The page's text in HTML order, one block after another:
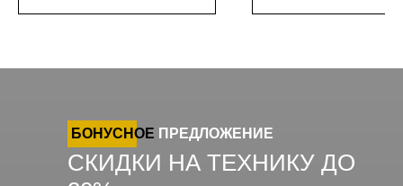
СКИДКИ НА ТЕХНИКУ ДО
БОНУСНОЕ ПРЕДЛОЖЕНИЕ